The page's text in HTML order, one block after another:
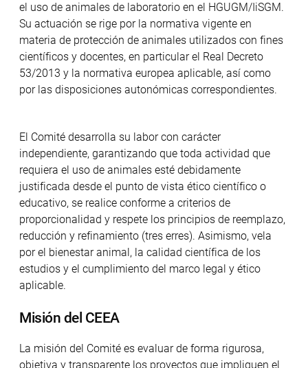
el uso de animales de laboratorio en el HGUGM/IiSGM.
Su actuación se rige por la normativa vigente en
materia de protección de animales utilizados con fines
científicos y docentes, en particular el Real Decreto
53/2013 y la normativa europea aplicable, así como
por las disposiciones autonómicas correspondientes.
El Comité desarrolla su labor con carácter
independiente, garantizando que toda actividad que
requiera el uso de animales esté debidamente
justificada desde el punto de vista ético científico o
educativo, se realice conforme a criterios de
proporcionalidad y respete los principios de reemplazo,
reducción y refinamiento (tres erres). Asimismo, vela
por el bienestar animal, la calidad científica de los
estudios y el cumplimiento del marco legal y ético
aplicable.
Misión del CEEA
La misión del Comité es evaluar de forma rigurosa,
objetiva y transparente los proyectos que impliquen el